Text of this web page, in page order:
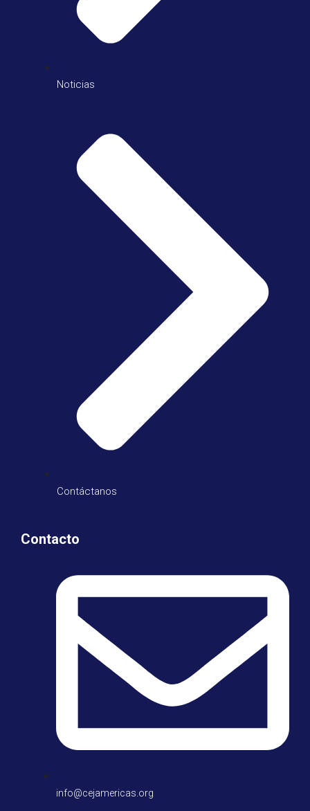
Noticias
Contáctanos
Contacto
info@cejamericas.org